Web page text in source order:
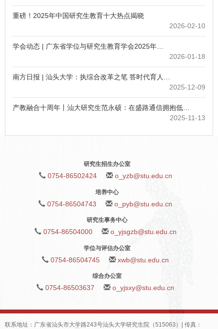
重磅！2025年中国研究生教育十大热点揭晓
2026-02-10
学会动态 | 广东省学位与研究生教育学会2025年…
2026-01-18
南方日报 | 汕头大学：执综合改革之笔 答时代育人…
2025-12-09
产教融合十周年丨汕大研究生范永硕：在盛路通信拥抱低…
2025-11-13
研究生招生办公室
0754-86502424 o_yzb@stu.edu.cn
培养中心
0754-86504743 o_pyb@stu.edu.cn
研究生事务中心
0754-86504000 o_yjsgzb@stu.edu.cn
学位与评估办公室
0754-86504745 xwb@stu.edu.cn
综合办公室
0754-86503637 o_yjsxy@stu.edu.cn
联系地址：广东省汕头市大学路243号汕头大学研究生院（515063）| 传真：